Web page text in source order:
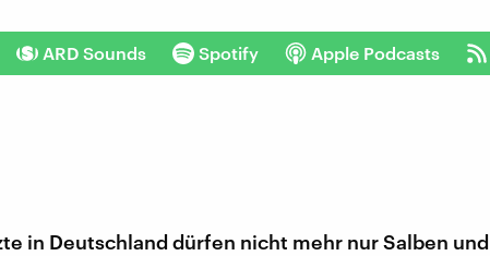
ARD Sounds Spotify Apple Podcasts
in Deutschland dürfen nicht mehr nur Salben und